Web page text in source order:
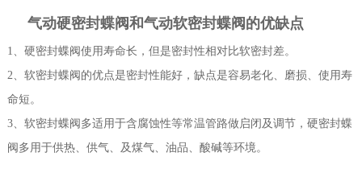
气动硬密封蝶阀和气动软密封蝶阀的优缺点
1、硬密封蝶阀使用寿命长，但是密封性相对比软密封差。
2、软密封蝶阀的优点是密封性能好，缺点是容易老化、磨损、使用寿
命短。
3、软密封蝶阀多适用于含腐蚀性等常温管路做启闭及调节，硬密封蝶
阀多用于供热、供气、及煤气、油品、酸碱等环境。